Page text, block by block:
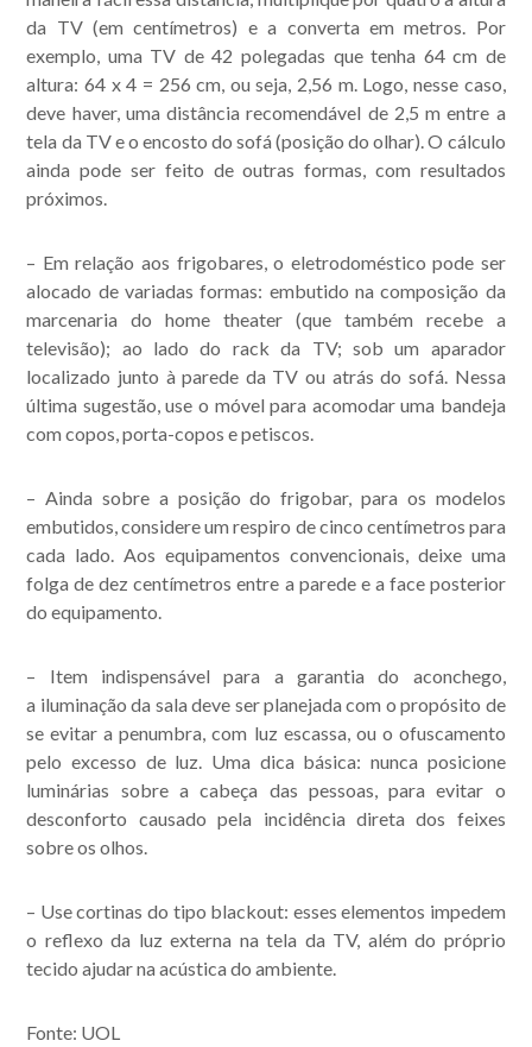
da TV (em centímetros) e a converta em metros. Por
exemplo, uma TV de 42 polegadas que tenha 64 cm de
altura: 64 x 4 = 256 cm, ou seja, 2,56 m. Logo, nesse caso,
deve haver, uma distância recomendável de 2,5 m entre a
tela da TV e o encosto do sofá (posição do olhar). O cálculo
ainda pode ser feito de outras formas, com resultados
próximos.
– Em relação aos frigobares, o eletrodoméstico pode ser
alocado de variadas formas: embutido na composição da
marcenaria do home theater (que também recebe a
televisão); ao lado do rack da TV; sob um aparador
localizado junto à parede da TV ou atrás do sofá. Nessa
última sugestão, use o móvel para acomodar uma bandeja
com copos, porta-copos e petiscos.
– Ainda sobre a posição do frigobar, para os modelos
embutidos, considere um respiro de cinco centímetros para
cada lado. Aos equipamentos convencionais, deixe uma
folga de dez centímetros entre a parede e a face posterior
do equipamento.
– Item indispensável para a garantia do aconchego,
a iluminaçãoda sala deve ser planejada com o propósito de
se evitar a penumbra, com luz escassa, ou o ofuscamento
pelo excesso de luz. Uma dica básica: nunca posicione
luminárias sobre a cabeça das pessoas, para evitar o
desconforto causado pela incidência direta dos feixes
sobre os olhos.
– Use cortinas do tipo blackout: esses elementos impedem
o reflexo da luz externa na tela da TV, além do próprio
tecido ajudar na acústica do ambiente.
Fonte: UOL